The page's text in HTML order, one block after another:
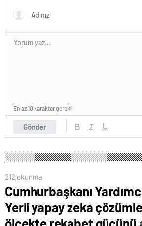
Gönder
En az 10 karakter gerekli
212 okunma
Cumhurbaşkanı
Yerli yapay zeka
ölçekte rekabet gücünü